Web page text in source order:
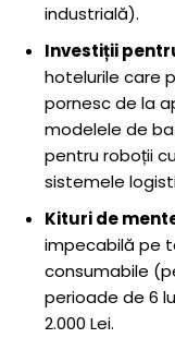
industrială).
Investiții
hotelurile care
pornesc de la
modelele de
pentru roboții
sistemele
Kituri de
impecabilă pe
consumabile
perioade de 6
2.000 Lei.